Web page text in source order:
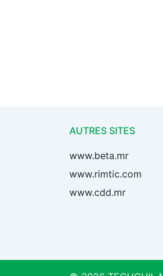
AUTRES SITES
www.beta.mr
www.rimtic.com
www.cdd.mr